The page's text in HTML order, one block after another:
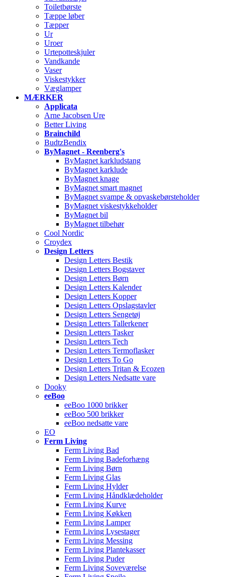
Toiletbørste
Tæppe løber
Tæpper
Ur
Uroer
Urtepotteskjuler
Vandkande
Vaser
Viskestykker
Væglamper
MÆRKER
Applicata
Arne Jacobsen Ure
Better Living
Brainchild
BudtzBendix
ByMagnet - Reenberg's
ByMagnet karkludstang
ByMagnet karklude
ByMagnet knage
ByMagnet smart magnet
ByMagnet svampe & opvaskebørsteholder
ByMagnet viskestykkeholder
ByMagnet bil
ByMagnet tilbehør
Cool Nordic
Croydex
Design Letters
Design Letters Bestik
Design Letters Bogstaver
Design Letters Børn
Design Letters Kalender
Design Letters Kopper
Design Letters Opslagstavler
Design Letters Sengetøj
Design Letters Tallerkener
Design Letters Tasker
Design Letters Tech
Design Letters Termoflasker
Design Letters To Go
Design Letters Tritan & Ecozen
Design Letters Nedsatte vare
Dooky
eeBoo
eeBoo 1000 brikker
eeBoo 500 brikker
eeBoo nedsatte vare
EO
Ferm Living
Ferm Living Bad
Ferm Living Badeforhæng
Ferm Living Børn
Ferm Living Glas
Ferm Living Hylder
Ferm Living Håndklædeholder
Ferm Living Kurve
Ferm Living Køkken
Ferm Living Lamper
Ferm Living Lysestager
Ferm Living Messing
Ferm Living Plantekasser
Ferm Living Puder
Ferm Living Soveværelse